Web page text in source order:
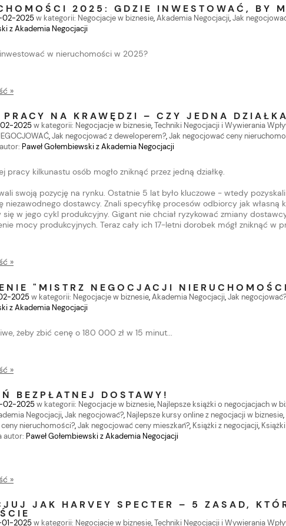
2025: GDZIE INWESTOWAĆ, BY
2025w kategorii: Negocjacje w biznesie,Akademia Negocjacji,Jak
z Akademia Negocjacji
w nieruchomości w 2025?
»
PRACY NA KRAWĘDZI – CZY JEDNA
2025w kategorii: Negocjacje w biznesie,Techniki Negocjacji i Wywierania
,Jak negocjować z deweloperem?,Jak negocjować ceny
autor: Paweł Gołembiewski z Akademia Negocjacji
pracy kilkunastu osób mogło zniknąć przez jedną działkę.
swoją pozycję na rynku. Ostatnie 5 lat było kluczowe - wtedy
niezawodnego dostawcy. Znali specyfikę procesów odbiorcy jak własną
się w jego cykl produkcyjny. Gigant nie chciał ryzykować zmiany
mocy produkcyjnych. Teraz cały ich 17-letni dorobek mógł zniknąć w
»
"MISTRZ NEGOCJACJI
2025w kategorii: Negocjacje w biznesie,Akademia Negocjacji,Jak negocjować?
z Akademia Negocjacji
żeby zbić cenę o 180 000 zł w 15 minut...
»
BEZPŁATNEJ DOSTAWY!
02-2025w kategorii: Negocjacje w biznesie, Najlepsze książki o negocjacjach w
Negocjacji,Jak negocjować?, Najlepsze kursy online z negocjacji w biznesie,
nieruchomości?,Jak negocjować ceny mieszkań?, Książki z negocjacji,
autor: Paweł Gołembiewski z Akademia Negocjacji
»
JAK HARVEY SPECTER – 5 ZASAD,
2025w kategorii: Negocjacje w biznesie,Techniki Negocjacji i Wywierania